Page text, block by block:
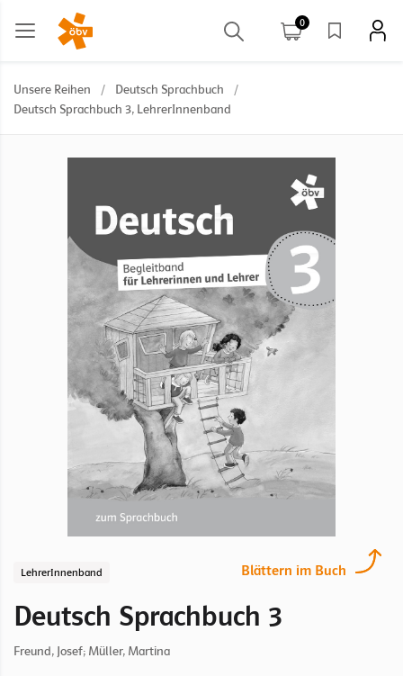
0
Unsere Reihen / Deutsch Sprachbuch
/
Deutsch Sprachbuch 3, LehrerInnenband
Blättern im Buch
LehrerInnenband
Deutsch Sprachbuch 3
Freund, Josef; Müller, Martina